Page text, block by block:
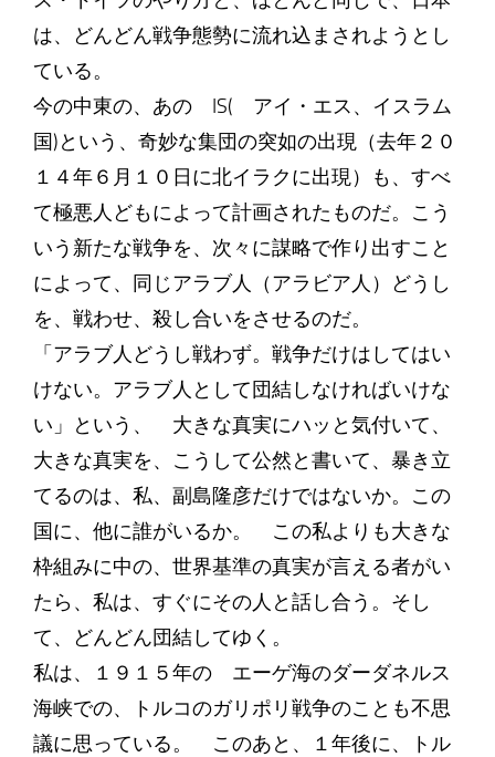
は、どんどん戦争態勢に流れ込まされようとし
ている。
今の中東の、あの IS( アイ・エス、イスラム
国)という、奇妙な集団の突如の出現（去年２０
１４年６月１０日に北イラクに出現）も、すべ
て極悪人どもによって計画されたものだ。こう
いう新たな戦争を、次々に謀略で作り出すこと
によって、同じアラブ人（アラビア人）どうし
を、戦わせ、殺し合いをさせるのだ。
「アラブ人どうし戦わず。戦争だけはしてはい
けない。アラブ人として団結しなければいけな
い」という、 大きな真実にハッと気付いて、
大きな真実を、こうして公然と書いて、暴き立
てるのは、私、副島隆彦だけではないか。この
国に、他に誰がいるか。 この私よりも大きな
枠組みに中の、世界基準の真実が言える者がい
たら、私は、すぐにその人と話し合う。そし
て、どんどん団結してゆく。
私は、１９１５年の エーゲ海のダーダネルス
海峡での、トルコのガリポリ戦争のことも不思
議に思っている。 このあと、１年後に、トル